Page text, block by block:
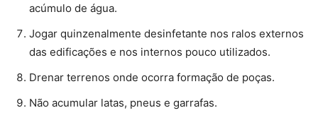
acúmulo de água.
Jogar quinzenalmente desinfetante nos ralos externos
das edificações e nos internos pouco utilizados.
Drenar terrenos onde ocorra formação de poças.
Não acumular latas, pneus e garrafas.